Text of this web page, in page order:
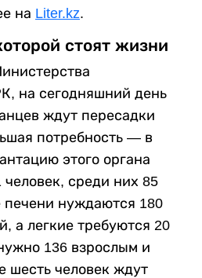
на Liter.kz.
стоят жизни
на сегодняшний день
ждут пересадки
потребность — в
этого органа
среди них 85
печени нуждаются 180
а легкие требуются 20
136 взрослым и
шесть человек ждут